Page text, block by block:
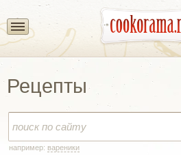
Рецепты
например: вареники